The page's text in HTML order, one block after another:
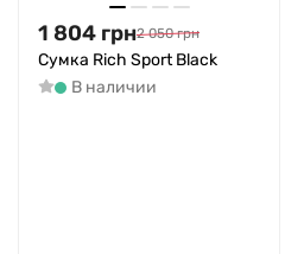
1 804 грн2 050 грн
Сумка Rich Sport Black
В наличии